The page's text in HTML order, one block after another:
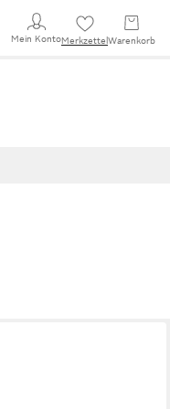
Mein KontoMerkzettel Warenkorb